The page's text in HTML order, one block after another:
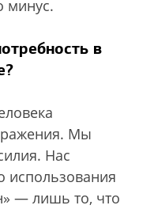
минус.
в
Мы
Нас
использования
— лишь то, что